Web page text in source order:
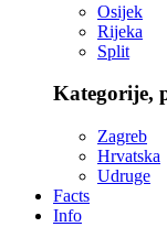
Osijek
Rijeka
Split
Kategorije,
Zagreb
Hrvatska
Udruge
Facts
Info